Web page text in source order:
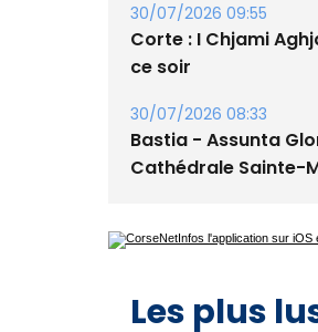
30/07/2026 09:55
Corte : I Chjami
ce soir
30/07/2026 08:33
Bastia - Assunta
Cathédrale Sainte-
Les plus